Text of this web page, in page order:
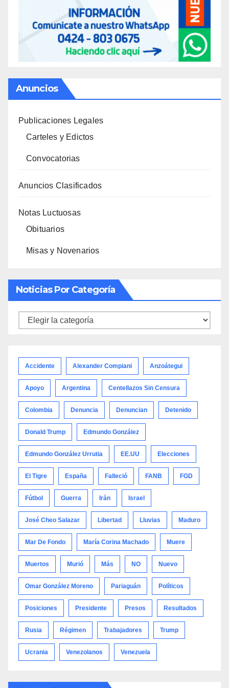
Anuncios
Publicaciones Legales
Carteles y Edictos
Convocatorias
Anuncios Clasificados
Notas Luctuosas
Obituarios
Misas y Novenarios
Noticias Por Categoría
Noticias
Accidente Alexander Compiani Anzoátegui
Apoyo Argentina Centellazos Sin Censura
Colombia Denuncia Denuncian Detenido
Donald Trump Edmundo González
Edmundo González Urrutia EE.UU Elecciones
El Tigre España Falleció FANB FGD
Fútbol Guerra Irán Israel
José Cheo Salazar Libertad Lluvias Maduro
Mar De Fondo María Corina Machado Muere
Muertos Murió Más NO Nuevo
Omar González Moreno Pariaguán Políticos
Posiciones Presidente Presos Resultados
Rusia Régimen Trabajadores Trump
Ucrania Venezolanos Venezuela